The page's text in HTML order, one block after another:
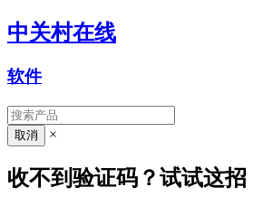
中关村在线
软件
×
收不到验证码？试试这招